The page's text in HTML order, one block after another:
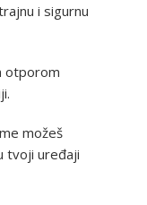
i sigurnu
otporom
možeš
tvoji uređaji